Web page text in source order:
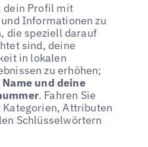
dein Profil mit
Informationen zu
die speziell darauf
sind, deine
in lokalen
zu erhöhen;
und deine
. Fahren Sie
Kategorien, Attributen
Schlüsselwörtern